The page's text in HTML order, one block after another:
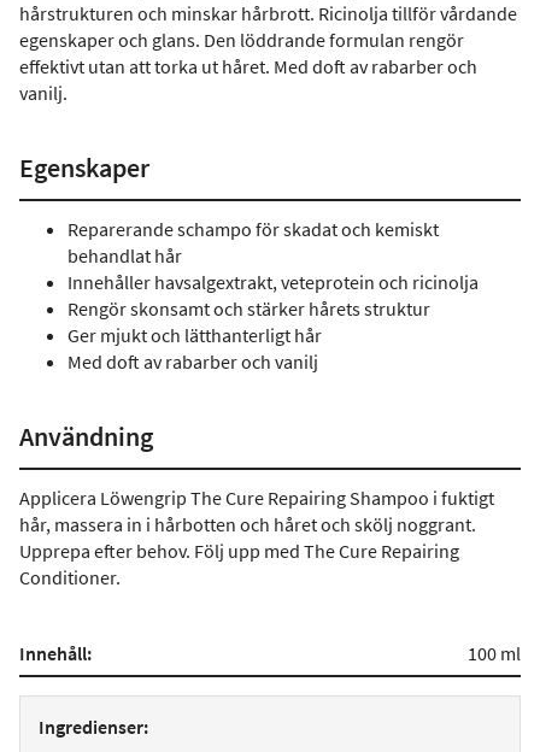
hårstrukturen och minskar hårbrott. Ricinolja tillför vårdande
egenskaper och glans. Den löddrande formulan rengör
effektivt utan att torka ut håret. Med doft av rabarber och
vanilj.
Egenskaper
Reparerande schampo för skadat och kemiskt
behandlat hår
Innehåller havsalgextrakt, veteprotein och ricinolja
Rengör skonsamt och stärker hårets struktur
Ger mjukt och lätthanterligt hår
Med doft av rabarber och vanilj
Användning
Applicera Löwengrip The Cure Repairing Shampoo i fuktigt
hår, massera in i hårbotten och håret och skölj noggrant.
Upprepa efter behov. Följ upp med The Cure Repairing
Conditioner.
Innehåll: 100 ml
Ingredienser: